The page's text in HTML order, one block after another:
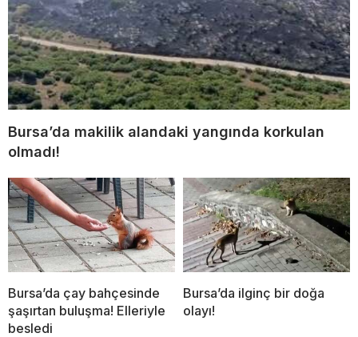
Bursa’da makilik alandaki yangında korkulan
olmadı!
Bursa’da çay bahçesinde
şaşırtan buluşma! Elleriyle
besledi
Bursa’da ilginç bir doğa
olayı!